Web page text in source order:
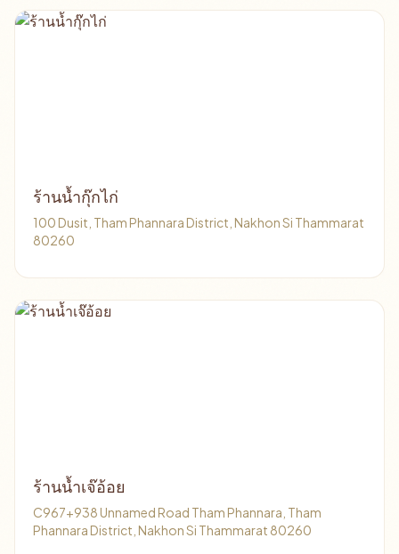
ร้านน้ำกุ๊กไก่
100 Dusit, Tham Phannara District, Nakhon Si Thammarat
80260
ร้านน้ำเจ๊อ้อย
C967+938 Unnamed Road Tham Phannara, Tham
Phannara District, Nakhon Si Thammarat 80260